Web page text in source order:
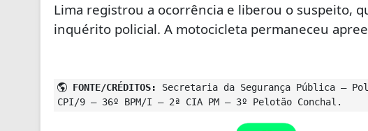
Lima registrou a ocorrência e liberou o suspeito,
inquérito policial. A motocicleta permaneceu
FONTE/CRÉDITOS:
Secretaria da Segurança Pública –
CPI/9 – 36º BPM/I – 2ª CIA PM – 3º Pelotão Conchal.